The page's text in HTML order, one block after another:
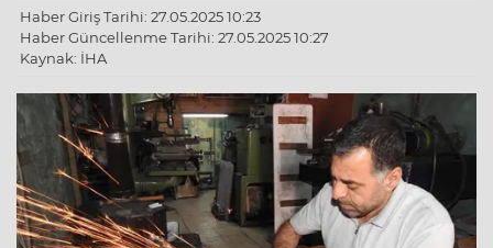
Haber Giriş Tarihi: 27.05.2025 10:23
Haber Güncellenme Tarihi: 27.05.2025 10:27
Kaynak: İHA